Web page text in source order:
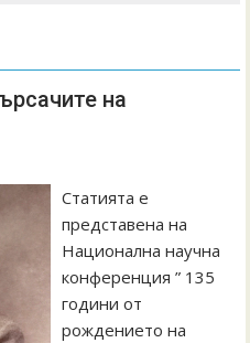
на
Статията е
представена на
Национална научна
конференция ” 135
години от
рождението на